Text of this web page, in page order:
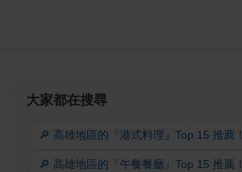
大家都在搜尋
🔎 高雄地區的『港式料理』Top 15 推薦！
🔎 高雄地區的『午餐餐廳』Top 15 推薦！